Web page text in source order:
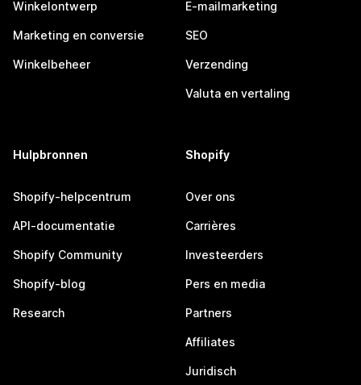
Winkelontwerp
Marketing en conversie
Winkelbeheer
E-mailmarketing
SEO
Verzending
Valuta en vertaling
Hulpbronnen
Shopify-helpcentrum
API-documentatie
Shopify Community
Shopify-blog
Research
Shopify
Over ons
Carrières
Investeerders
Pers en media
Partners
Affiliates
Juridisch